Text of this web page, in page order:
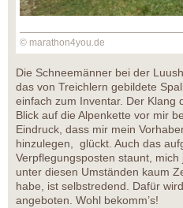
© marathon4you.de
Die Schneemänner bei der
das von Treichlern gebildete
einfach zum Inventar. Der Klang
Blick auf die Alpenkette vor mir
Eindruck, dass mir mein
hinzulegen, glückt. Auch das
Verpflegungsposten staunt,
unter diesen Umständen kaum
habe, ist selbstredend. Dafür
angeboten. Wohl bekomm’s!